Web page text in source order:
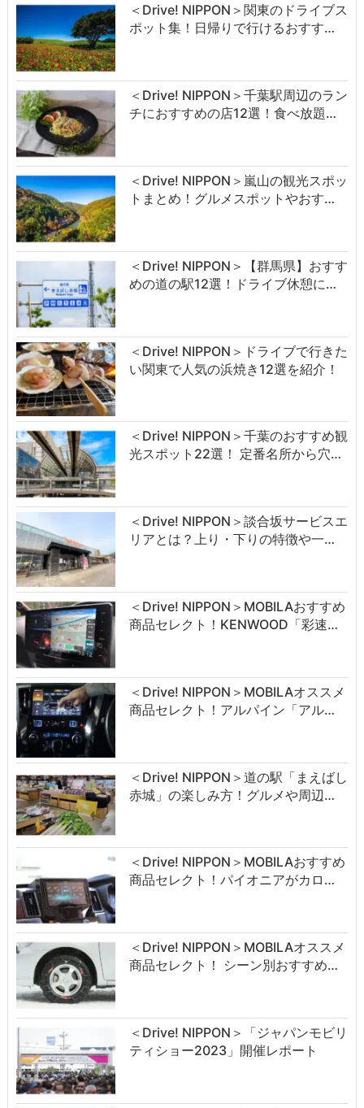
＜Drive! NIPPON＞関東のドライブス
ポット集！日帰りで行けるおすす…
＜Drive! NIPPON＞千葉駅周辺のラン
チにおすすめの店12選！食べ放題…
＜Drive! NIPPON＞嵐山の観光スポッ
トまとめ！グルメスポットやおす…
＜Drive! NIPPON＞【群馬県】おすす
めの道の駅12選！ドライブ休憩に…
＜Drive! NIPPON＞ドライブで行きた
い関東で人気の浜焼き12選を紹介！
＜Drive! NIPPON＞千葉のおすすめ観
光スポット22選！ 定番名所から穴…
＜Drive! NIPPON＞談合坂サービスエ
リアとは？上り・下りの特徴や一…
＜Drive! NIPPON＞MOBILAおすすめ
商品セレクト！KENWOOD「彩速…
＜Drive! NIPPON＞MOBILAオススメ
商品セレクト！アルパイン「アル…
＜Drive! NIPPON＞道の駅「まえばし
赤城」の楽しみ方！グルメや周辺…
＜Drive! NIPPON＞MOBILAおすすめ
商品セレクト！パイオニアがカロ…
＜Drive! NIPPON＞MOBILAオススメ
商品セレクト！ シーン別おすすめ…
＜Drive! NIPPON＞「ジャパンモビリ
ティショー2023」開催レポート